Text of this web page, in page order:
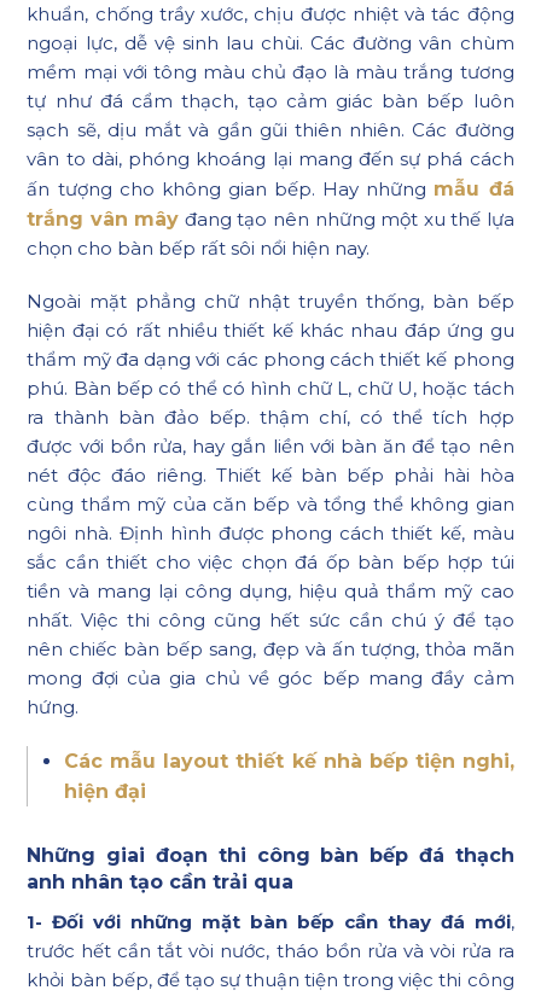
khuẩn, chống trầy xước, chịu được nhiệt và tác động
ngoại lực, dễ vệ sinh lau chùi. Các đường vân chùm
mềm mại với tông màu chủ đạo là màu trắng tương
tự như đá cẩm thạch, tạo cảm giác bàn bếp luôn
sạch sẽ, dịu mắt và gần gũi thiên nhiên. Các đường
vân to dài, phóng khoáng lại mang đến sự phá cách
ấn tượng cho không gian bếp. Hay những mẫu đá
trắng vân mây đang tạo nên những một xu thế lựa
chọn cho bàn bếp rất sôi nổi hiện nay.
Ngoài mặt phẳng chữ nhật truyền thống, bàn bếp
hiện đại có rất nhiều thiết kế khác nhau đáp ứng gu
thẩm mỹ đa dạng với các phong cách thiết kế phong
phú. Bàn bếp có thể có hình chữ L, chữ U, hoặc tách
ra thành bàn đảo bếp. thậm chí, có thể tích hợp
được với bồn rửa, hay gắn liền với bàn ăn để tạo nên
nét độc đáo riêng. Thiết kế bàn bếp phải hài hòa
cùng thẩm mỹ của căn bếp và tổng thể không gian
ngôi nhà. Định hình được phong cách thiết kế, màu
sắc cần thiết cho việc chọn đá ốp bàn bếp hợp túi
tiền và mang lại công dụng, hiệu quả thẩm mỹ cao
nhất. Việc thi công cũng hết sức cần chú ý để tạo
nên chiếc bàn bếp sang, đẹp và ấn tượng, thỏa mãn
mong đợi của gia chủ về góc bếp mang đầy cảm
hứng.
Các mẫu layout thiết kế nhà bếp tiện nghi,
hiện đại
Những giai đoạn thi công bàn bếp đá thạch
anh nhân tạo cần trải qua
1- Đối với những mặt bàn bếp cần thay đá mới,
trước hết cần tắt vòi nước, tháo bồn rửa và vòi rửa ra
khỏi bàn bếp, để tạo sự thuận tiện trong việc thi công